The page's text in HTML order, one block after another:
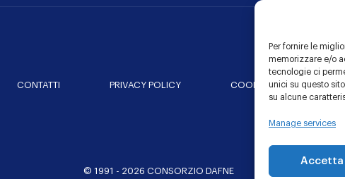
Per fornire le
memorizzare e/o
tecnologie ci
unici su questo
su alcune
Manage services
Accetta
Community
CONTATTI PRIVACY POLICY COOKIE POLICY
© 1991 - 2026 CONSORZIO DAFNE